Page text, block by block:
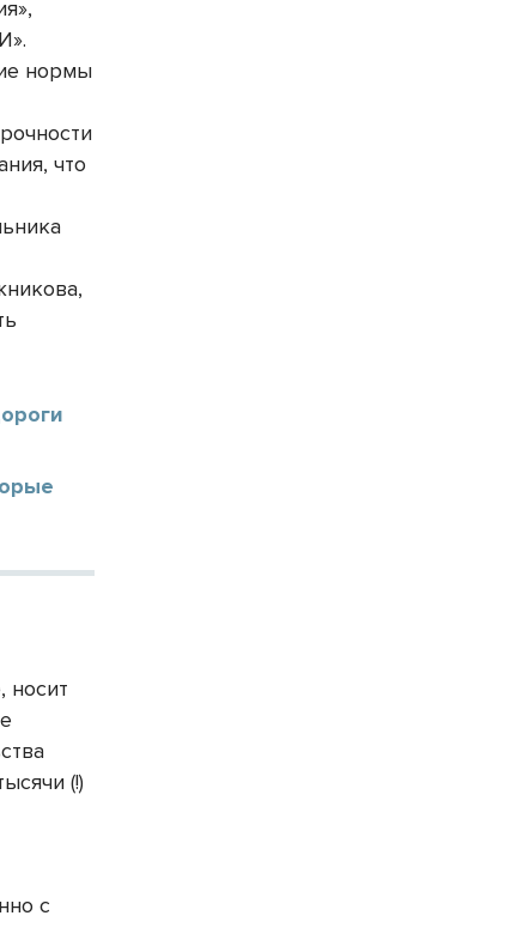
нормы
что
носит
(!)
с